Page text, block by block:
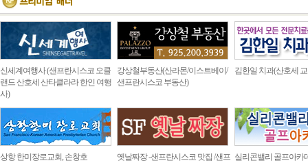
신세계여행사 (샌프란시스코 오클
랜드 산호세 산타클라라 한인 여행
사)
강상철부동산(산라몬/이스트베이/
샌프란시스코 부동산)
김한일 치과(산호세
상항 한미장로교회, 손창호
옛날짜장 -샌프란시스코 맛집 /샌프 실리콘밸리 골프아카